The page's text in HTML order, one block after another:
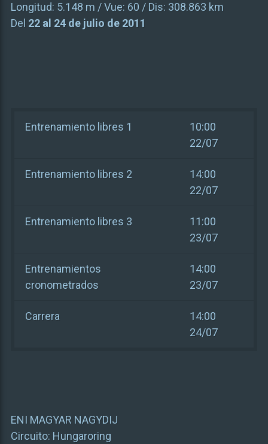
Longitud: 5.148 m / Vue: 60 / Dis: 308.863 km
Del 22 al 24 de julio de 2011
Entrenamiento libres 1
10:00
22/07
Entrenamiento libres 2
14:00
22/07
Entrenamiento libres 3
11:00
23/07
Entrenamientos
cronometrados
14:00
23/07
Carrera
14:00
24/07
ENI MAGYAR NAGYDIJ
Circuito: Hungaroring